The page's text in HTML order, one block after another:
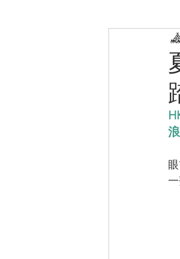
露營
CAMPER